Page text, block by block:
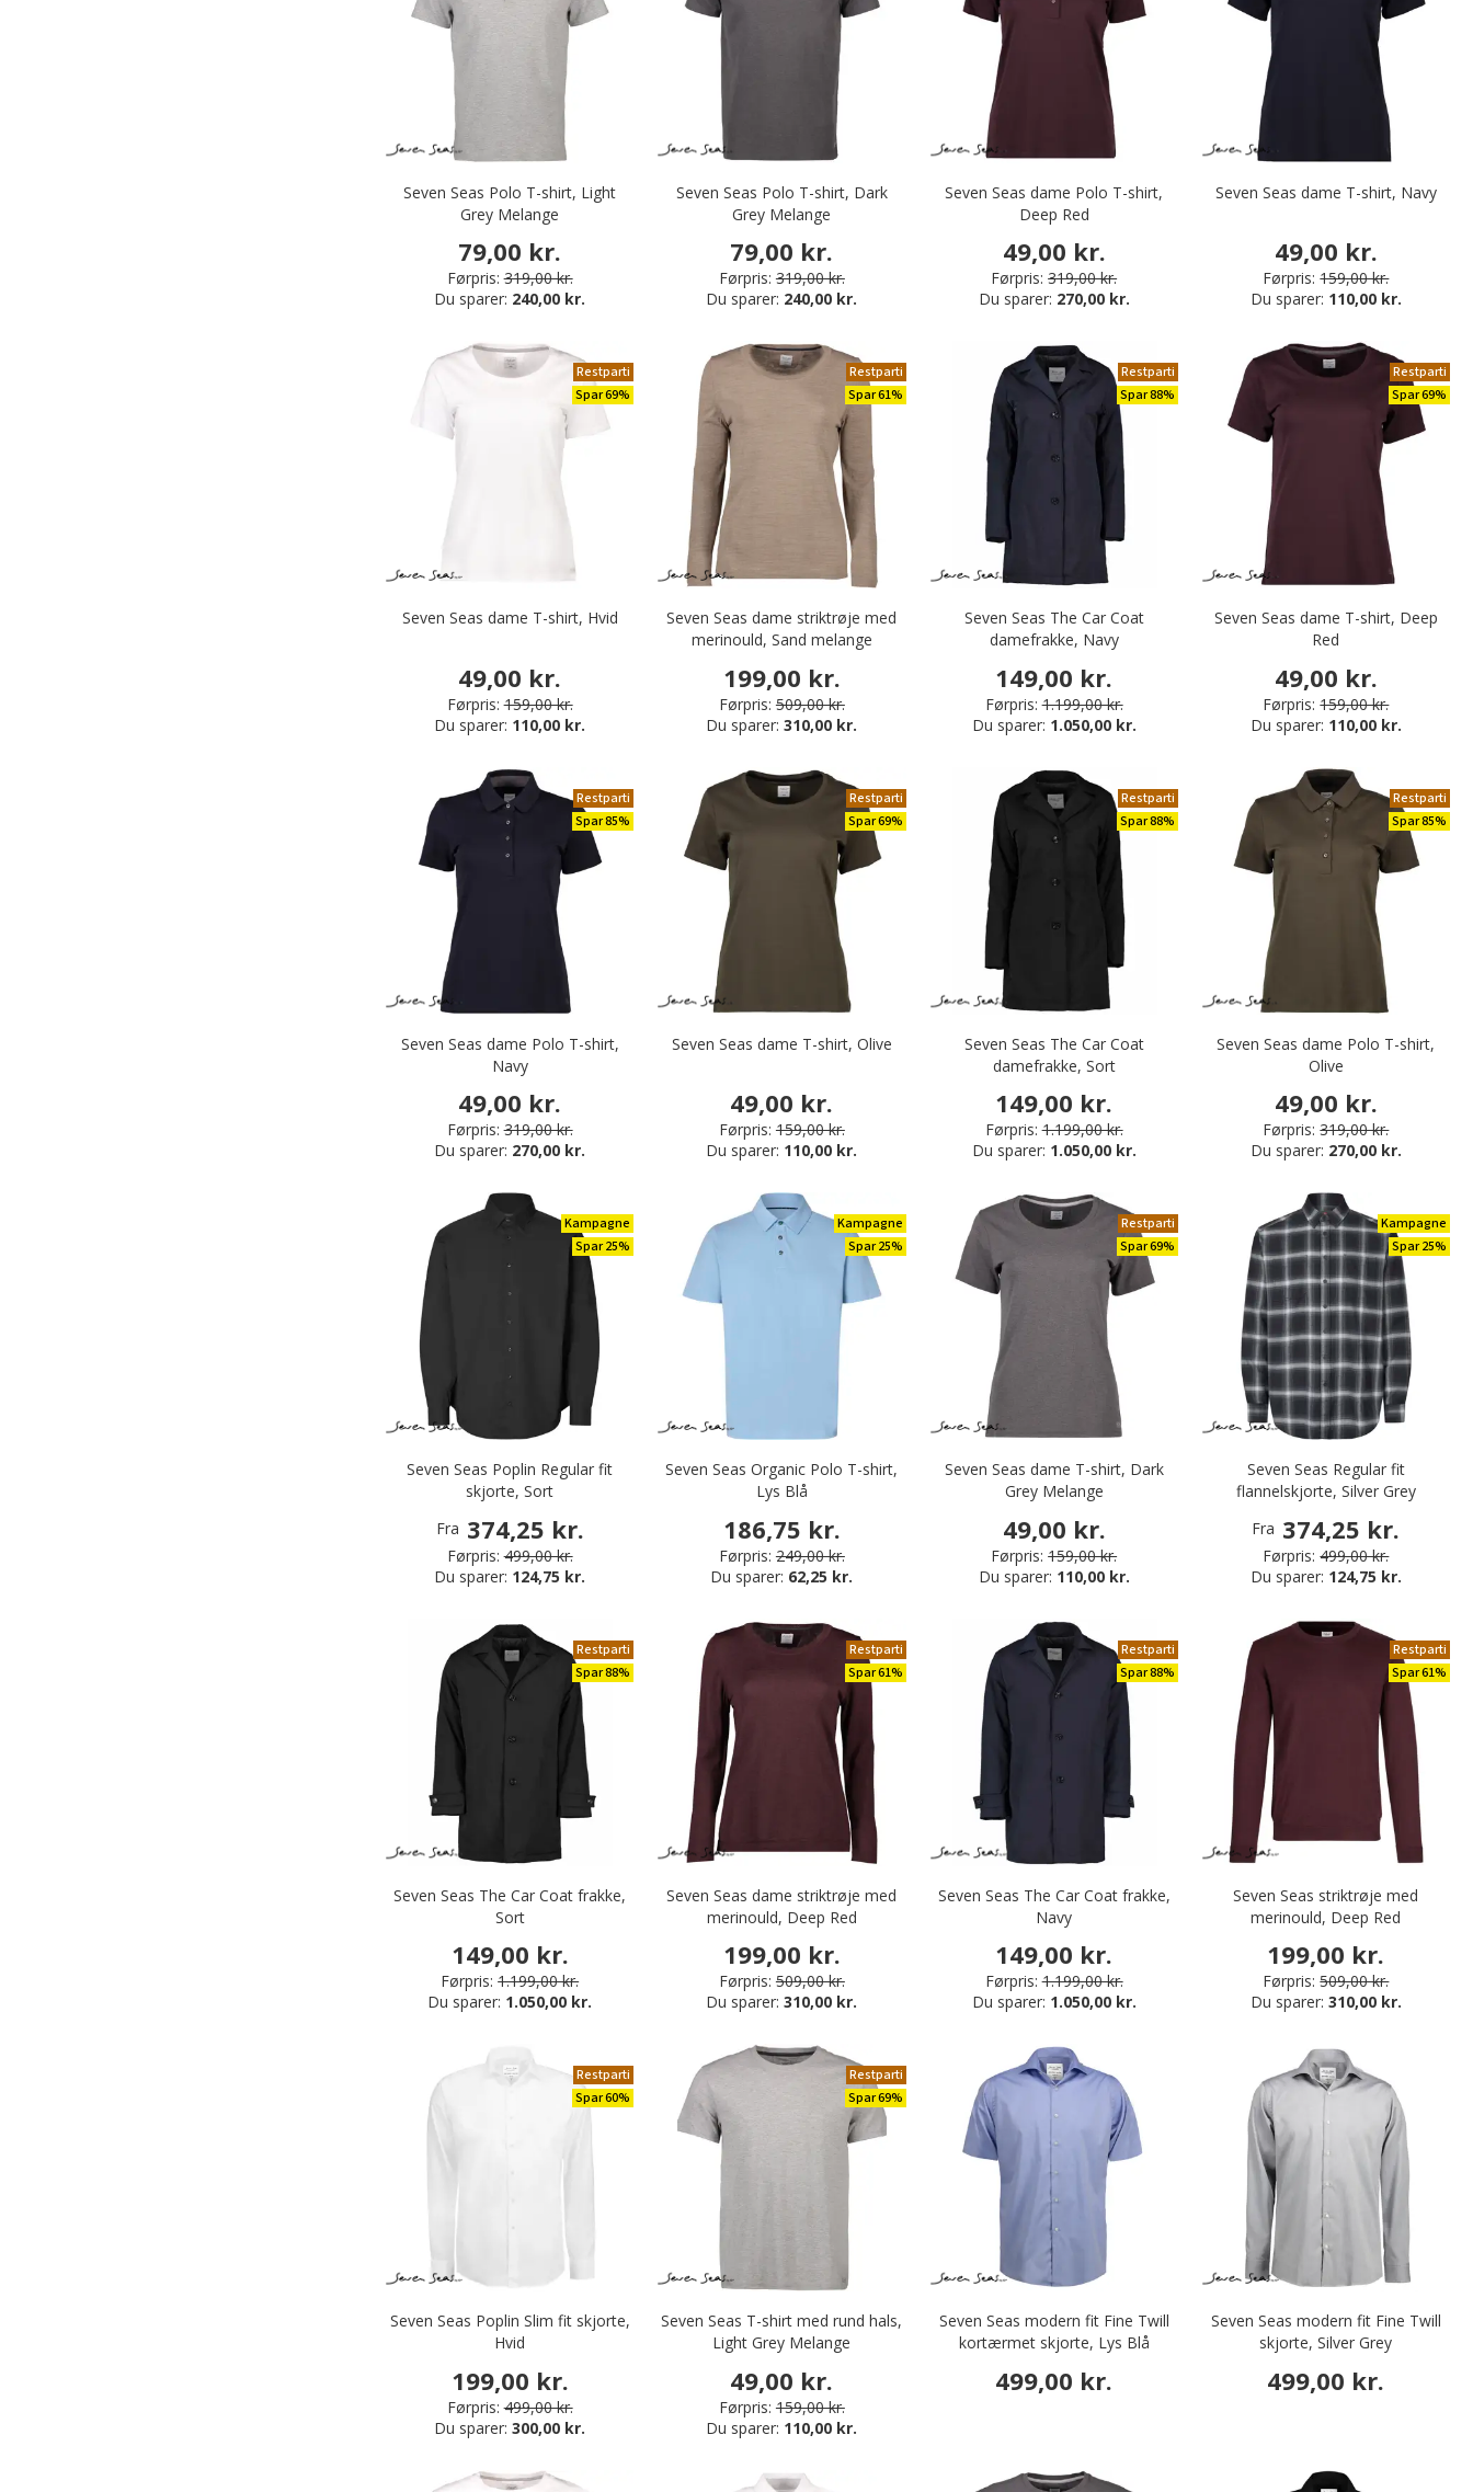
Seven Seas Polo T-shirt, Light
Grey Melange
79,00 kr.
Førpris: 319,00 kr.
Du sparer: 240,00 kr.
Seven Seas Polo T-shirt, Dark
Grey Melange
79,00 kr.
Førpris: 319,00 kr.
Du sparer: 240,00 kr.
Seven Seas dame Polo T-shirt,
Deep Red
49,00 kr.
Førpris: 319,00 kr.
Du sparer: 270,00 kr.
Seven Seas dame T-shirt, Navy
49,00 kr.
Førpris: 159,00 kr.
Du sparer: 110,00 kr.
Restparti
Spar 69%
Seven Seas dame T-shirt, Hvid
49,00 kr.
Førpris: 159,00 kr.
Du sparer: 110,00 kr.
Restparti
Spar 61%
Seven Seas dame striktrøje med
merinould, Sand melange
199,00 kr.
Førpris: 509,00 kr.
Du sparer:310,00 kr.
Restparti
Spar 88%
Seven Seas The Car Coat
damefrakke, Navy
149,00 kr.
Førpris: 1.199,00 kr.
Du sparer: 1.050,00 kr.
Restparti
Spar 69%
Seven Seas dame T-shirt, Deep
Red
49,00 kr.
Førpris: 159,00 kr.
Du sparer: 110,00 kr.
Restparti
Spar 85%
Seven Seas dame Polo T-shirt,
Navy
49,00 kr.
Førpris: 319,00 kr.
Du sparer: 270,00 kr.
Restparti
Spar 69%
Seven Seas dame T-shirt, Olive
49,00 kr.
Førpris: 159,00 kr.
Du sparer: 110,00 kr.
Restparti
Spar 88%
Seven Seas The Car Coat
damefrakke, Sort
149,00 kr.
Førpris: 1.199,00 kr.
Du sparer: 1.050,00 kr.
Restparti
Spar 85%
Seven Seas dame Polo T-shirt,
Olive
49,00 kr.
Førpris: 319,00 kr.
Du sparer: 270,00 kr.
Kampagne
Spar 25%
Seven Seas Poplin Regular fit
skjorte, Sort
Fra 374,25 kr.
Førpris: 499,00 kr.
Du sparer: 124,75 kr.
Kampagne
Spar 25%
Seven Seas Organic Polo T-shirt,
Lys Blå
186,75 kr.
Førpris: 249,00 kr.
Du sparer: 62,25 kr.
Restparti
Spar 69%
Seven Seas dame T-shirt, Dark
Grey Melange
49,00 kr.
Førpris: 159,00 kr.
Du sparer: 110,00 kr.
Kampagne
Spar 25%
Seven Seas Regular fit
flannelskjorte, Silver Grey
Fra 374,25 kr.
Førpris: 499,00 kr.
Du sparer: 124,75 kr.
Restparti
Spar 88%
Seven Seas The Car Coat frakke,
Sort
149,00 kr.
Førpris: 1.199,00 kr.
Du sparer: 1.050,00 kr.
Restparti
Spar 61%
Seven Seas dame striktrøje med
merinould, Deep Red
199,00 kr.
Førpris: 509,00 kr.
Du sparer:310,00 kr.
Restparti
Spar 88%
Seven Seas The Car Coat frakke,
Navy
149,00 kr.
Førpris: 1.199,00 kr.
Du sparer: 1.050,00 kr.
Restparti
Spar 61%
Seven Seas striktrøje med
merinould, Deep Red
199,00 kr.
Førpris: 509,00 kr.
Du sparer: 310,00 kr.
Restparti
Spar 60%
Seven Seas Poplin Slim fit skjorte,
Hvid
199,00 kr.
Førpris: 499,00 kr.
Du sparer:300,00 kr.
Restparti
Spar 69%
Seven Seas T-shirt med rund hals,
Light Grey Melange
49,00 kr.
Førpris: 159,00 kr.
Du sparer: 110,00 kr.
Seven Seas modern fit Fine Twill
kortærmet skjorte, Lys Blå
499,00 kr.
Seven Seas modern fit Fine Twill
skjorte, Silver Grey
499,00 kr.